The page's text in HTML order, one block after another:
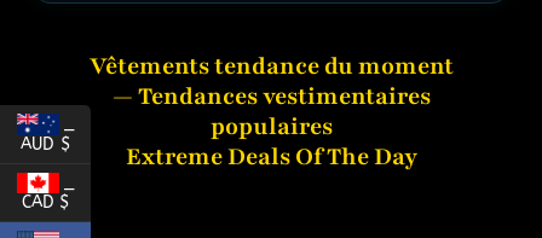
Vêtements tendance du moment
— Tendances vestimentaires
populaires
Extreme Deals Of The Day
AUD $
CAD $